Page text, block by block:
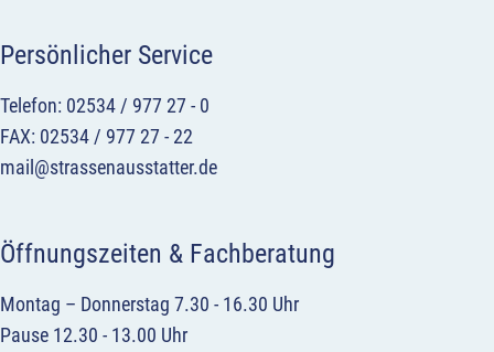
Persönlicher Service
Telefon: 02534 / 977 27 - 0
FAX: 02534 / 977 27 - 22
mail@strassenausstatter.de
Öffnungszeiten & Fachberatung
Montag – Donnerstag 7.30 - 16.30 Uhr
Pause 12.30 - 13.00 Uhr